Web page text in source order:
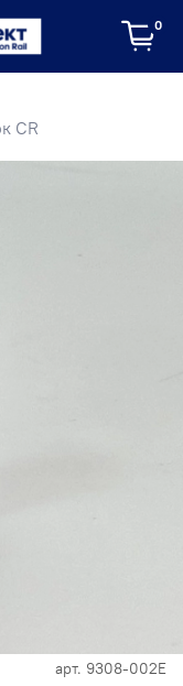
0
CR
арт. 9308-002E